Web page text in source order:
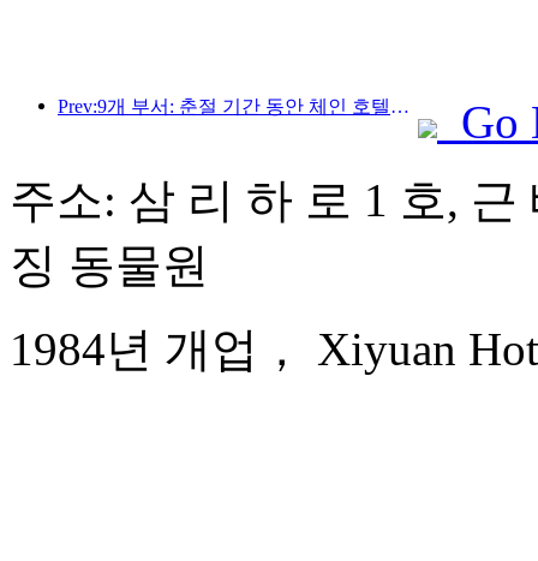
Prev:9개 부서: 춘절 기간 동안 체인 호텔과 부티크 숙박 시설에서 우대 혜택을 제공합니다.
Go
주소: 삼 리 하 로 1 호,
징 동물원
1984년 개업， Xiyuan